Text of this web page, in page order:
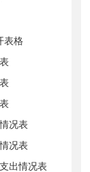
格
况表
况表
出情况表